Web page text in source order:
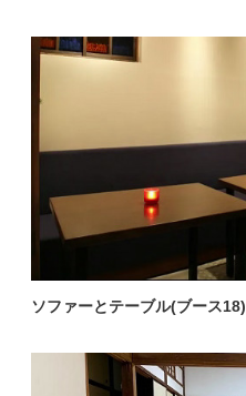
ソファーとテーブル(ブース18)